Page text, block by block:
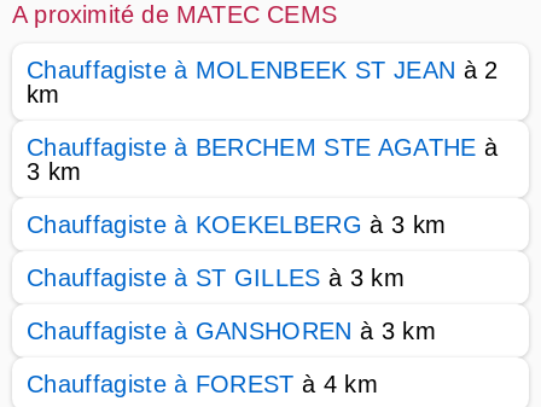
A proximité de MATEC CEMS
Chauffagiste à MOLENBEEK ST JEAN à 2
km
Chauffagiste à BERCHEM STE AGATHE à
3 km
Chauffagiste à KOEKELBERG à 3 km
Chauffagiste à ST GILLES à 3 km
Chauffagiste à GANSHOREN à 3 km
Chauffagiste à FOREST à 4 km